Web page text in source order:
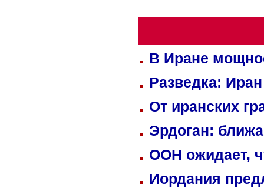
В Иране
Разведка:
От иранских
Эрдоган:
ООН ожидает,
Иордания